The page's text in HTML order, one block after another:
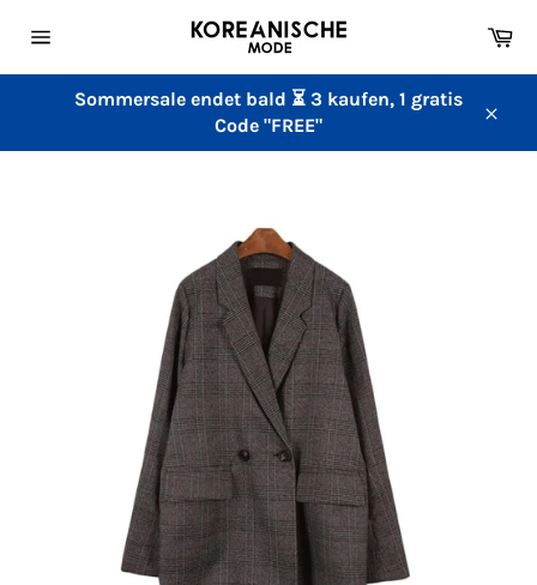
zum
Sommersale endet bald ⏳ 3 kaufen, 1 gratis
Code "FREE"